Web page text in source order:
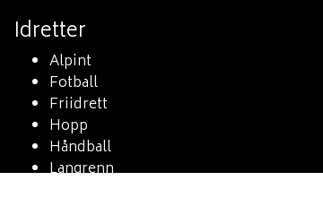
Idretter
Alpint
Fotball
Friidrett
Hopp
Håndball
Langrenn